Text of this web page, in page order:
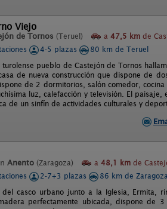
Viejo
de Tornos (Teruel) a 47,5 km de
4-5 plazas
80 km de Teruel
turolense pueblo de Castejón de Tornos
de nueva construcción que dispone de
de 2 dormitorios, salón comedor,
luz, calefacción y televisión. El
de un sinfín de actividades culturales y
Anento (Zaragoza) a 48,1 km de
2-7+3 plazas
86 km de
casco urbano junto a la Iglesia, Ermita,
perfectamente ubicada, dispone de